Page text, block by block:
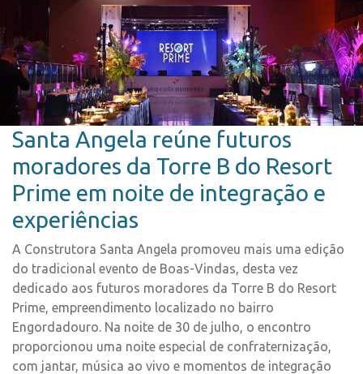
Santa Angela reúne futuros
moradores da Torre B do Resort
Prime em noite de integração e
experiências
A Construtora Santa Angela promoveu mais uma edição
do tradicional evento de Boas-Vindas, desta vez
dedicado aos futuros moradores da Torre B do Resort
Prime, empreendimento localizado no bairro
Engordadouro. Na noite de 30 de julho, o encontro
proporcionou uma noite especial de confraternização,
com jantar, música ao vivo e momentos de integração